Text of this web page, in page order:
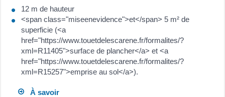
12 m de hauteur
<span class="miseenevidence">et</span> 5 m² de
superficie (<a
href="https://www.touetdelescarene.fr/formalites/?
xml=R11405">surface de plancher</a> et <a
href="https://www.touetdelescarene.fr/formalites/?
xml=R15257">emprise au sol</a>).
À savoir